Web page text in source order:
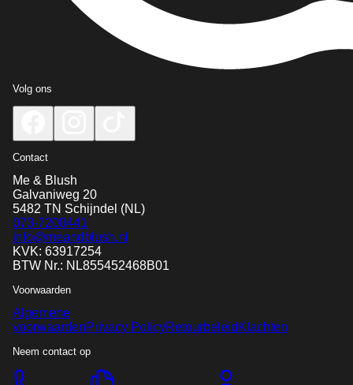
Volg ons
Contact
Me & Blush
Galvaniweg 20
5482 TN Schijndel (NL)
073-7200441
info@meandblush.nl
KVK: 63917254
BTW Nr.: NL855452468B01
Voorwaarden
Algemene
voorwaardenPrivacy PolicyRetourbeleid Klachten
Neem contact op